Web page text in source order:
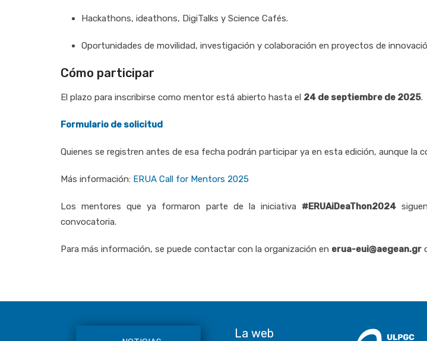
Hackathons, ideathons, DigiTalks y Science Cafés.
Oportunidades de movilidad, investigación y colaboración en proyectos de
Cómo participar
El plazo para inscribirse como mentor está abierto hasta el 24 de septiembre de 2025.
Formulario de solicitud
Quienes se registren antes de esa fecha podrán participar ya en esta edición, aunque la
Más información: ERUA Call for Mentors 2025
Los mentores que ya formaron parte de la iniciativa #ERUAiDeaThon2024
convocatoria.
Para más información, se puede contactar con la organización en erua-eui@aegean.gr
La web